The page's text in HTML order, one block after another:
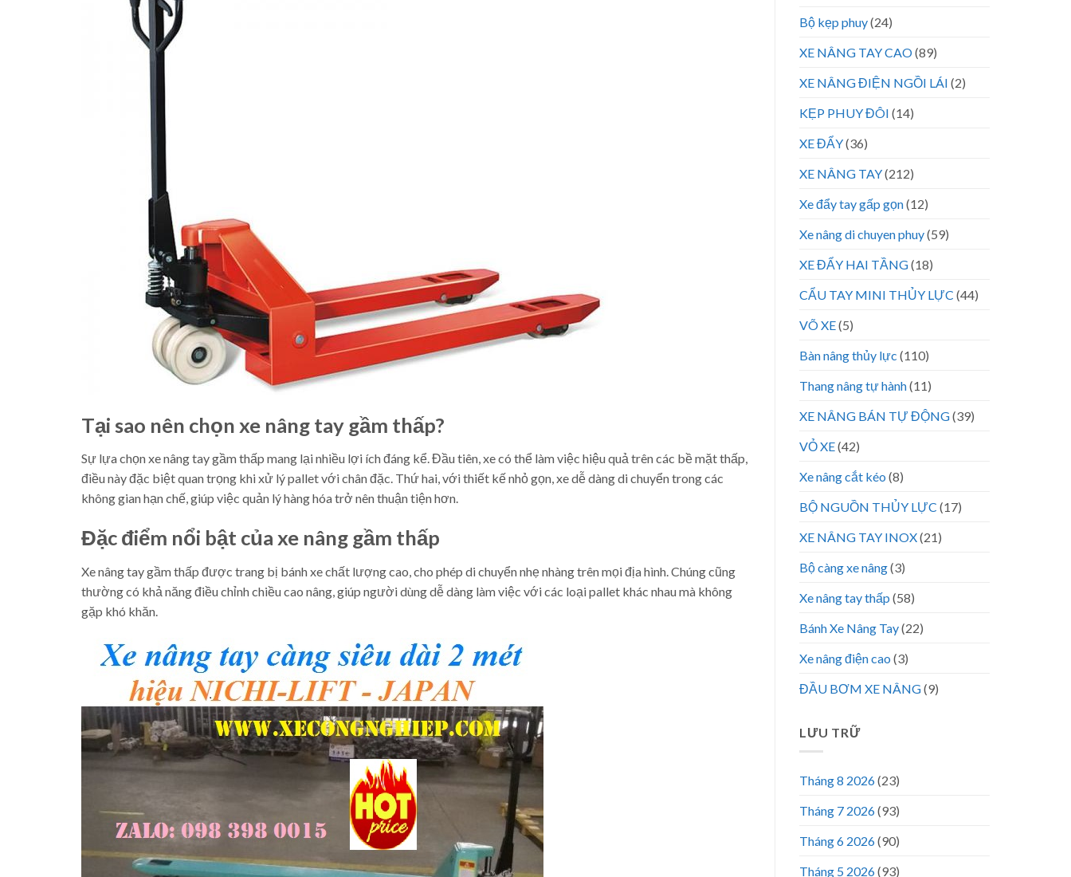
Tại sao nên chọn xe nâng tay gầm thấp?
Sự lựa chọn xe nâng tay gầm thấp mang lại nhiều lợi ích đáng kể. Đầu tiên, xe có thể làm việc hiệu quả trên các bề mặt thấp,
điều này đặc biệt quan trọng khi xử lý pallet với chân đặc. Thứ hai, với thiết kế nhỏ gọn, xe dễ dàng di chuyển trong các
không gian hạn chế, giúp việc quản lý hàng hóa trở nên thuận tiện hơn.
Đặc điểm nổi bật của xe nâng gầm thấp
Xe nâng tay gầm thấp được trang bị bánh xe chất lượng cao, cho phép di chuyển nhẹ nhàng trên mọi địa hình. Chúng cũng
thường có khả năng điều chỉnh chiều cao nâng, giúp người dùng dễ dàng làm việc với các loại pallet khác nhau mà không
gặp khó khăn.
Bộ kẹp phuy(24)
XE NÂNG TAY CAO(89)
XE NÂNG ĐIỆN NGỒI LÁI (2)
KẸP PHUY ĐÔI (14)
XE ĐẨY(36)
XE NÂNG TAY(212)
Xe đẩy tay gấp gọn(12)
Xe nâng di chuyen phuy(59)
XE ĐẨY HAI TẦNG(18)
CẨU TAY MINI THỦY LỰC (44)
VÕ XE(5)
Bàn nâng thủy lực (110)
Thang nâng tự hành(11)
XE NÂNG BÁN TỰ ĐỘNG(39)
VỎ XE(42)
Xe nâng cắt kéo (8)
BỘ NGUỒN THỦY LỰC (17)
XE NÂNG TAY INOX(21)
Bộ càng xe nâng(3)
Xe nâng tay thấp (58)
Bánh Xe Nâng Tay(22)
Xe nâng điện cao (3)
ĐẦU BƠM XE NÂNG(9)
LƯU TRỮ
Tháng 8 2026(23)
Tháng 7 2026(93)
Tháng 6 2026(90)
Tháng 5 2026(93)